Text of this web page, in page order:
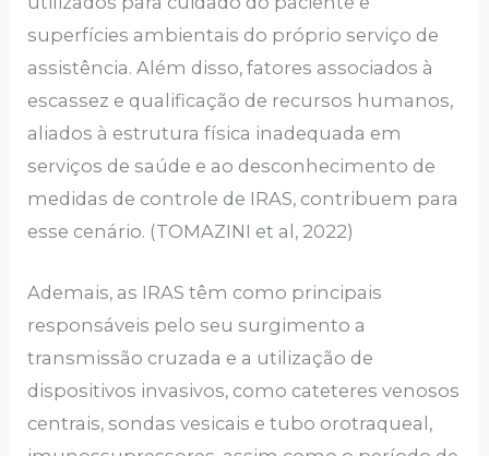
superfícies ambientais do próprio serviço de
assistência. Além disso, fatores associados à
escassez e qualificação de recursos humanos,
aliados à estrutura física inadequada em
serviços de saúde e ao desconhecimento de
medidas de controle de IRAS, contribuem para
esse cenário. (TOMAZINI et al, 2022)
Ademais, as IRAS têm como principais
responsáveis pelo seu surgimento a
transmissão cruzada e a utilização de
dispositivos invasivos, como cateteres venosos
centrais, sondas vesicais e tubo orotraqueal,